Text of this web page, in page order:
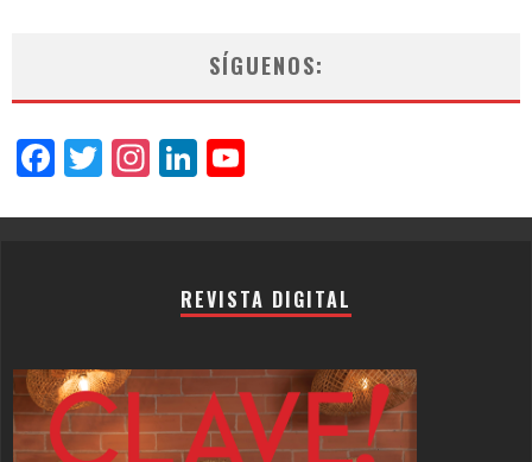
SÍGUENOS:
Facebook
Twitter
Instagram
LinkedIn
REVISTA DIGITAL